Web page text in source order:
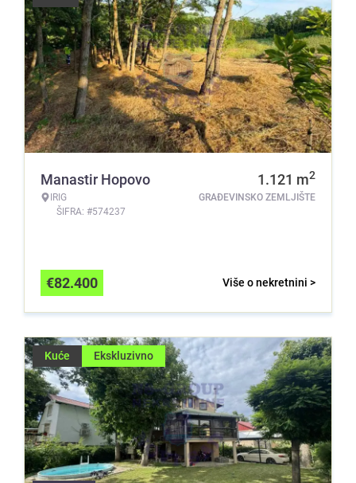
Manastir Hopovo
IRIG
ŠIFRA: #574237
1.121 m2
GRAĐEVINSKO ZEMLJIŠTE
Više o nekretnini >
€82.400
Kuće Ekskluzivno